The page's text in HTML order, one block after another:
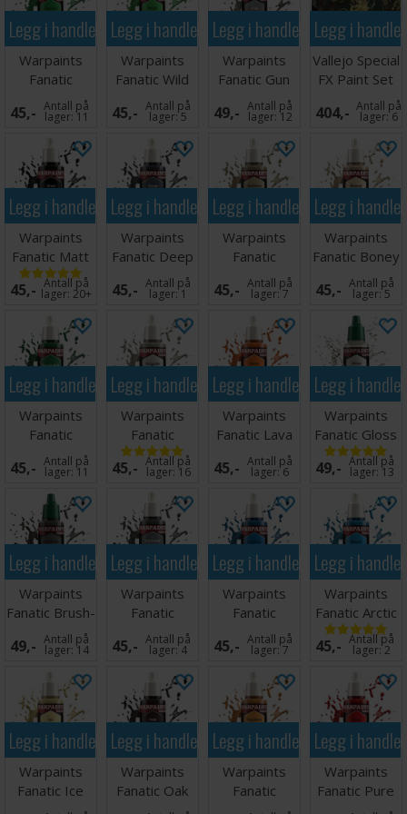
Trinn 2: Klem ut en liten bit maling for å sjekke
konsistensen - hvis den fortsatt skiller seg, rister du
flasken noen sekunder til.
Gjenta trinn 1 og 2 til malingen er jevnt blandet og du er klar
Legg i handlekurven
Warpaints
Fanatic
Eternal Hunt
45,- Antall på
lager: 11
Legg i handlekurven
Warpaints
Fanatic Wild
Green
45,- Antall på
lager:5
Legg i handlekurven
Warpaints
Fanatic Gun
Metal
49,- Antall på
lager: 12
Legg i
Vallejo Special
FX Paint Set
404,- Antall på
lager:6
Legg i handlekurven
Warpaints
Fanatic Matt
Black
45,- Antall på
lager:20+
Legg i handlekurven
Warpaints
Fanatic Deep
Grey
45,- Antall på
lager:1
Legg i handlekurven
Warpaints
Fanatic
Skeleton Bone
45,- Antall på
lager:7
Legg i
Warpaints
Fanatic Boney
Spikes
45,- Antall på
lager:5
Legg i handlekurven
Warpaints
Fanatic
Greenskin
45,- Antall på
lager: 11
Legg i handlekurven
Warpaints
Fanatic
Brigade Grey
45,- Antall på
lager: 16
Legg i handlekurven
Warpaints
Fanatic Lava
Orange
45,- Antall på
lager:6
Legg i
Warpaints
Fanatic Gloss
Varnish
49,- Antall på
lager: 13
Legg i handlekurven
Warpaints
Fanatic Brush-
On Primer
49,- Antall på
lager: 14
Legg i handlekurven
Warpaints
Fanatic
Uniform Grey
45,- Antall på
lager:4
Legg i handlekurven
Warpaints
Fanatic
Crystal Blue
45,- Antall på
lager:7
Legg i
Warpaints
Fanatic Arctic
Gem
45,- Antall på
lager:2
Legg i handlekurven
Warpaints
Fanatic Ice
Yellow
Legg i handlekurven
Warpaints
Fanatic Oak
Brown
Legg i handlekurven
Warpaints
Fanatic
Fiendish
Legg i
Warpaints
Fanatic Pure
Red